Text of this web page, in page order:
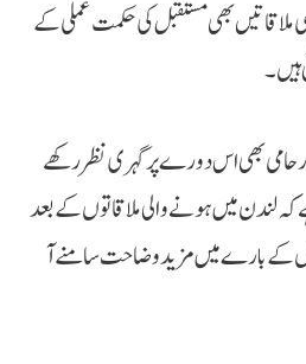
ملاقاتیں بھی مستقبل کی حکمت عملی کے
ہیں۔
بھی اس دورے پر گہری نظر رکھے
لندن میں ہونے والی ملاقاتوں کے بعد
کے بارے میں مزید وضاحت سامنے آ